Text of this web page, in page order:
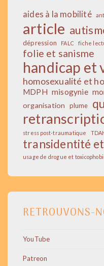
aides à la mobilité
article
dépression FALC fiche
folie et sanisme
handicap et
homosexualité et
MDPH misogynie
organisation
plume
stress post-traumatique
transidentité
usage de drogue et
RETROUVONS-
YouTube
Patreon